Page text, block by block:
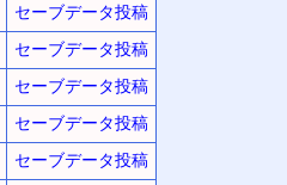
セーブデータ投稿
セーブデータ投稿
セーブデータ投稿
セーブデータ投稿
セーブデータ投稿